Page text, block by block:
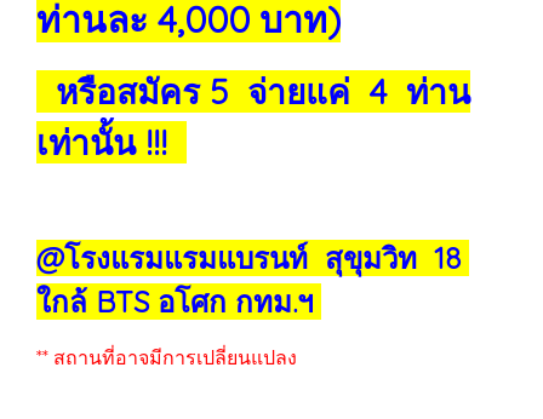
ท่านละ 4,000 บาท)
หรือสมัคร 5 จ่ายแค่ 4 ท่าน
เท่านั้น !!!
@โรงแรมแรมแบรนท์ สุขุมวิท 18
ใกล้ BTS อโศก กทม.ฯ
** สถานที่อาจมีการเปลี่ยนแปลง